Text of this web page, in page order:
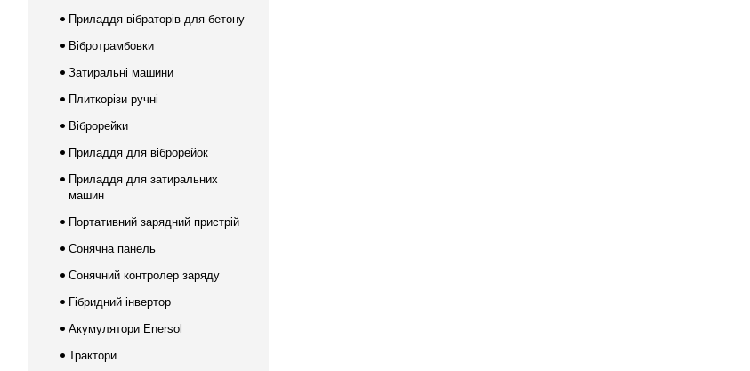
Приладдя вібраторів для бетону
Вібротрамбовки
Затиральні машини
Плиткорізи ручні
Віброрейки
Приладдя для віброрейок
Приладдя для затиральних
машин
Портативний зарядний пристрій
Сонячна панель
Сонячний контролер заряду
Гібридний інвертор
Акумулятори Enersol
Трактори